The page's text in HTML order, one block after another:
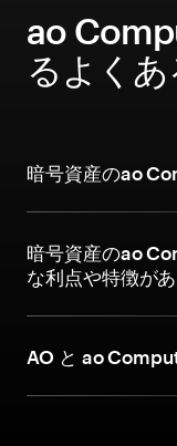
ao
るよく
暗号資産のao
暗号資産のao
な利点や特徴が
AO と ao